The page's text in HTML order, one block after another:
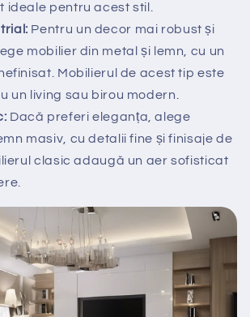
ideale pentru acest stil.
Pentru un decor mai robust și
mobilier din metal și lemn, cu un
Mobilierul de acest tip este
un living sau birou modern.
Dacă preferi eleganța, alege
masiv, cu detalii fine și finisaje de
clasic adaugă un aer sofisticat